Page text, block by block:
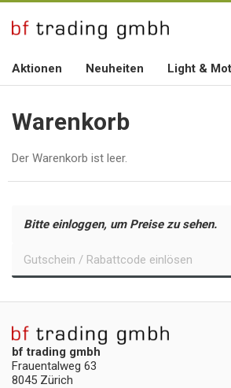
HOCHWERTIGES BIKEZUBEHÖR
Aktionen Neuheiten Light &
Warenkorb
Der Warenkorb ist leer.
Bitte einloggen, um Preise zu sehen.
bf trading gmbh
Frauentalweg 63
8045 Zürich